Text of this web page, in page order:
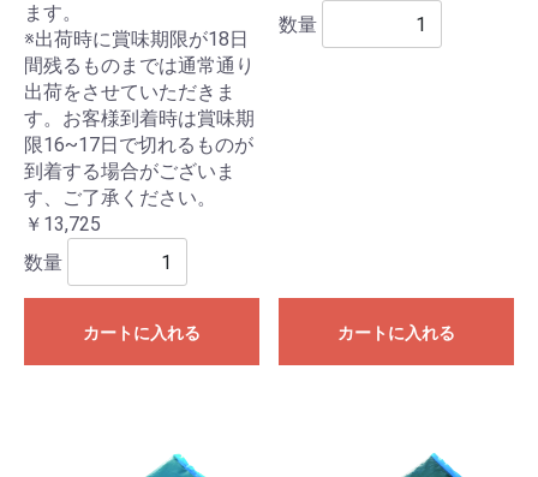
ます。
※出荷時に賞味期限が18日
間残るものまでは通常通り
出荷をさせていただきま
す。お客様到着時は賞味期
限16~17日で切れるものが
到着する場合がございま
す、ご了承ください。
￥13,725
数量
カートに入れる
数量
カートに入れる